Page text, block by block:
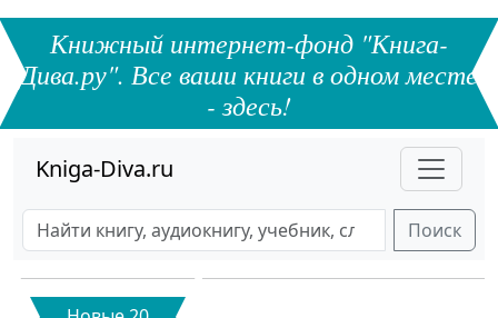
Книжный интернет-фонд "Книга-
Дива.ру". Все ваши книги в одном месте
- здесь!
Kniga-Diva.ru
Поиск